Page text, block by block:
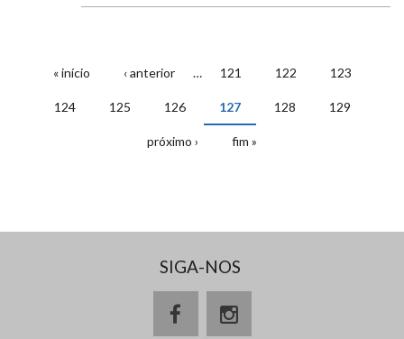
« início ‹ anterior … 121 122 123
124 125 126 127 128 129
próximo › fim »
SIGA-NOS